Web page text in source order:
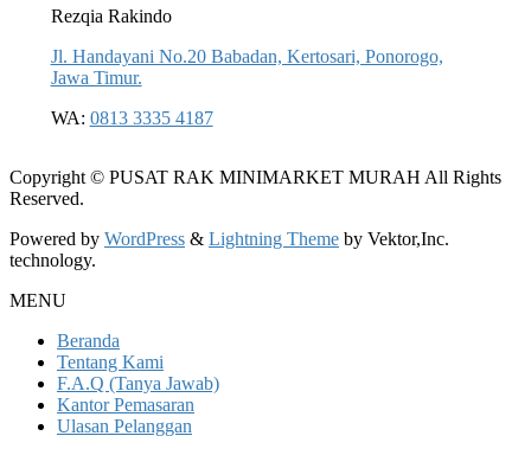
Rezqia Rakindo
Jl. Handayani No.20 Babadan, Kertosari, Ponorogo,
Jawa Timur.
WA: 0813 3335 4187
Copyright © PUSAT RAK MINIMARKET MURAH All Rights
Reserved.
Powered by WordPress & Lightning Theme by Vektor,Inc.
technology.
MENU
Beranda
Tentang Kami
F.A.Q (Tanya Jawab)
Kantor Pemasaran
Ulasan Pelanggan